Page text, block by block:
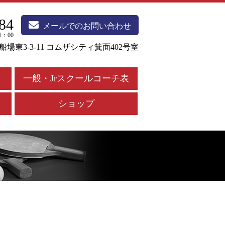
：00
メールでのお問い合わせ
場東3-3-11 コムザシティ箕面402号室
一般・Jrスクールコーチ表
ショップ